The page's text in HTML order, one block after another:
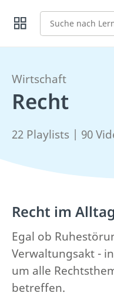
Suche
Wirtschaft
Recht
22 Playlists | 90
Recht im Alltag
Egal ob
Verwaltungsakt -
um alle
betreffen.